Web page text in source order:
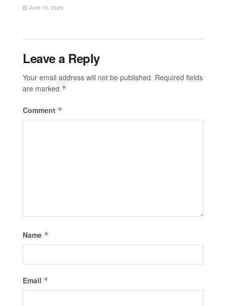
June 15, 2026
Leave a Reply
Your email address will not be published. Required fields
are marked *
Comment *
Name *
Email *